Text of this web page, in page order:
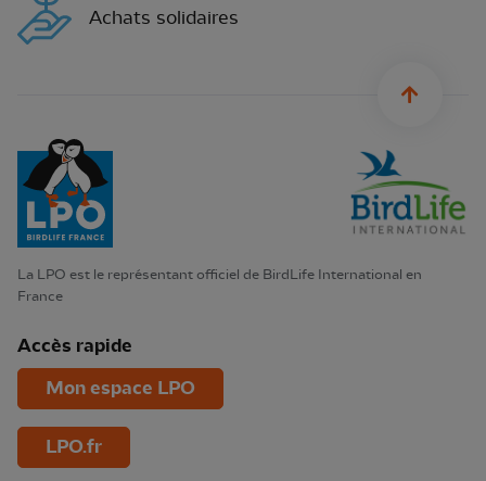
Achats solidaires
La LPO est le représentant officiel de BirdLife International en
France
Accès rapide
Mon espace LPO
LPO.fr